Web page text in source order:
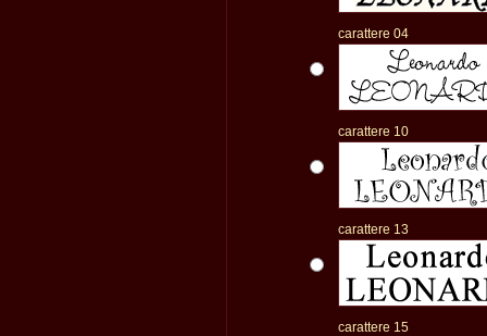
carattere 04
carattere 10
carattere 13
carattere 15